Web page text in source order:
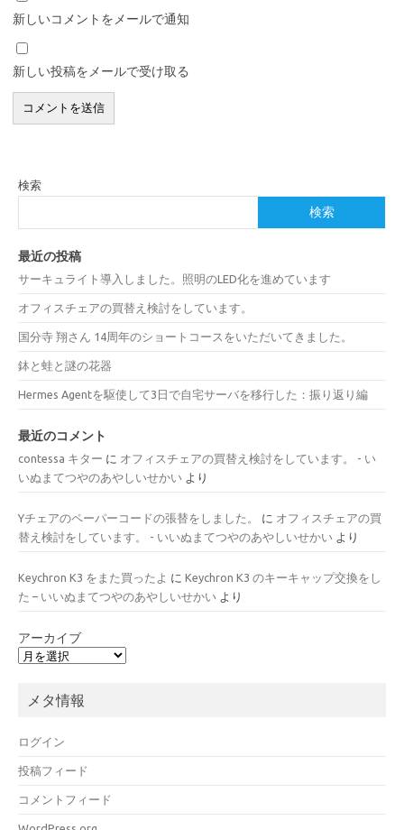
新しいコメントをメールで通知
新しい投稿をメールで受け取る
検索
検索
最近の投稿
サーキュライト導入しました。照明のLED化を進めています
オフィスチェアの買替え検討をしています。
国分寺 翔さん 14周年のショートコースをいただいてきました。
鉢と蛙と謎の花器
Hermes Agentを駆使して3日で自宅サーバを移行した：振り返り編
最近のコメント
contessa キター に オフィスチェアの買替え検討をしています。 - い
いぬまてつやのあやしいせかい より
Yチェアのペーパーコードの張替をしました。 に オフィスチェアの買
替え検討をしています。 - いいぬまてつやのあやしいせかい より
Keychron K3 をまた買ったよ に Keychron K3 のキーキャップ交換をし
た – いいぬまてつやのあやしいせかい より
アーカイブ
メタ情報
ログイン
投稿フィード
コメントフィード